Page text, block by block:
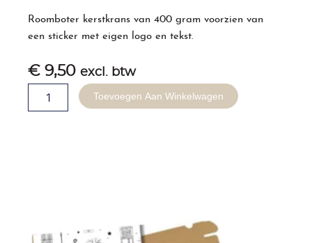
Roomboter kerstkrans van 400 gram voorzien van
een sticker met eigen logo en tekst.
€ 9,50 excl. btw
Kerstkrans
Toevoegen Aan Winkelwagen